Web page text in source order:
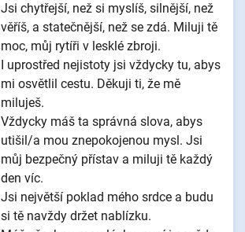
Jsi chytřejší, než si myslíš, silnější, než
věříš, a statečnější, než se zdá. Miluji tě
moc, můj rytíři v lesklé zbroji.
I uprostřed nejistoty jsi vždycky tu, abys
mi osvětlil cestu. Děkuji ti, že mě
miluješ.
Vždycky máš ta správná slova, abys
utišil/a mou znepokojenou mysl. Jsi
můj bezpečný přístav a miluji tě každý
den víc.
Jsi největší poklad mého srdce a budu
si tě navždy držet nablízku.